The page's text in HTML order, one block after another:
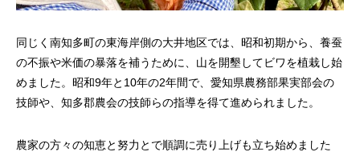
同じく南知多町の東海岸側の大井地区では、昭和初期から、養蚕
の不振や米価の暴落を補うために、山を開墾してビワを植栽し始
めました。昭和9年と10年の2年間で、愛知県農務部果実部会の
技師や、知多郡農会の技師らの指導を得て進められました。
農家の方々の知恵と努力とで順調に売り上げも立ち始めました